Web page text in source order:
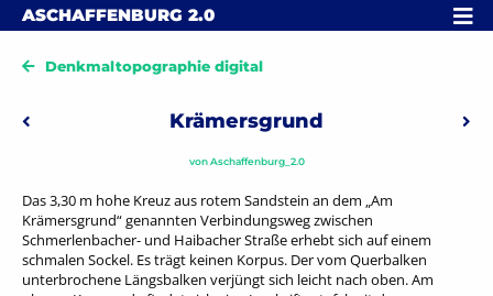
Skip to content
ASCHAFFENBURG 2.0 MENÜ
Denkmaltopographie digital
Beitragsnavigation
Vorheriger: LamprechtstraßeKrämersgrund
vonAschaffenburg_2.0
Das 3,30 m hohe Kreuz aus rotem Sandstein an dem „Am
Krämersgrund“ genannten Verbindungsweg zwischen
Schmerlenbacher- und Haibacher Straße erhebt sich auf einem
schmalen Sockel. Es trägt keinen Korpus. Der vom Querbalken
unterbrochene Längsbalken verjüngt sich leicht nach oben. Am